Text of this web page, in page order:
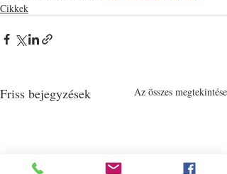
Cikkek
Friss bejegyzések Az összes megtekintése